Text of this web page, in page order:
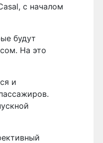
с началом
будут
На это
и